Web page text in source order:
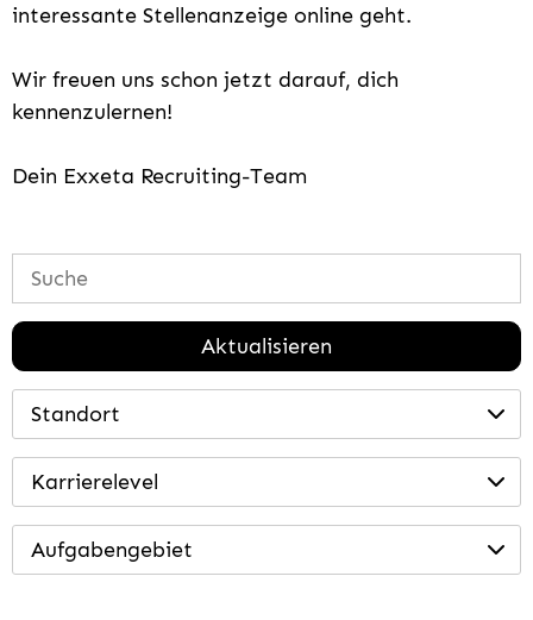
interessante Stellenanzeige online geht.
Wir freuen uns schon jetzt darauf, dich
kennenzulernen!
Dein Exxeta Recruiting-Team
Aktualisieren
Standort
Karrierelevel
Aufgabengebiet